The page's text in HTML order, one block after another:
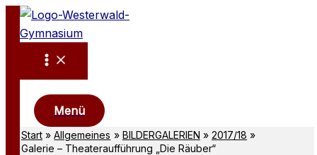
Zum
Inhalt
springen
Menü
Start Allgemeines BILDERGALERIEN
2017/18
Galerie – Theateraufführung „Die Räuber“